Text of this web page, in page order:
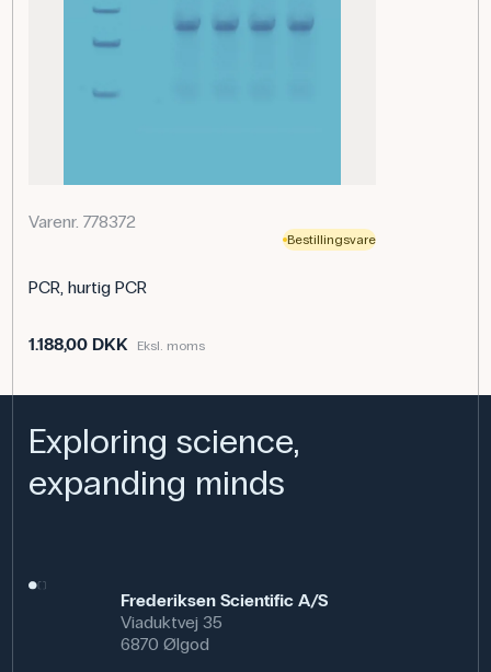
Varenr. 778372
Bestillingsvare
PCR, hurtig PCR
1.188,00 DKK Eksl. moms
Exploring science,
expanding minds
Frederiksen Scientific A/S
Viaduktvej 35
6870 Ølgod